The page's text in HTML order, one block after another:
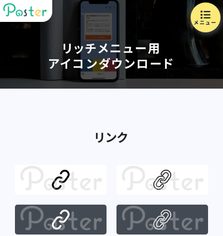
メニュー
リッチメニュー用
アイコンダウンロード
リンク